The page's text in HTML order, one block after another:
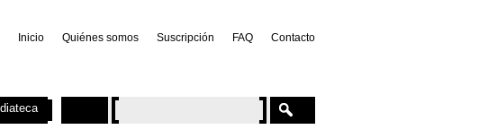
Inicio Quiénes somos Suscripción FAQ Contacto